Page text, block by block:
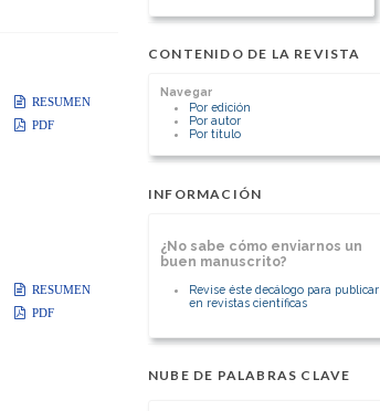
CONTENIDO DE LA REVISTA
Navegar
Por edición
Por autor
Por título
INFORMACIÓN
¿No sabe cómo enviarnos un
buen manuscrito?
Revise éste decálogo para publicar
en revistas científicas
NUBE DE PALABRAS CLAVE
RESUMEN
PDF
RESUMEN
PDF